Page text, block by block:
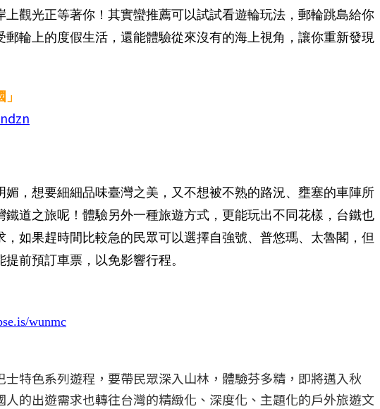
觀光正等著你！其實蠻推薦可以試試看遊輪玩法，郵輪跳島給你
輪上的度假生活，還能體驗從來沒有的海上視角，讓你重新發現
，想要細細品味臺灣之美，又不想被不熟的路況、壅塞的車陣所
鐵道之旅呢！體驗另外一種旅遊方式，更能玩出不同花樣，台鐵也
如果趕時間比較急的民眾可以選擇自強號、普悠瑪、太魯閣，但
前預訂車票，以免影響行程。
wunmc
特色系列遊程，要帶民眾深入山林，體驗芬多精，即將邁入秋
的出遊需求也轉往台灣的精緻化、深度化、主題化的戶外旅遊文